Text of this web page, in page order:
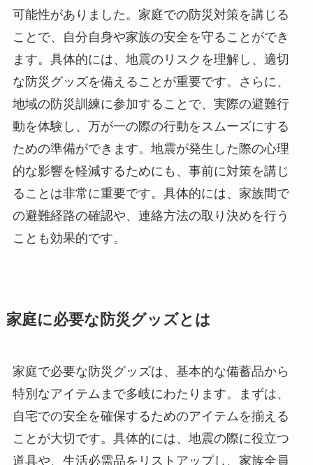
可能性がありました。家庭での防災対策を講じる
ことで、自分自身や家族の安全を守ることができ
ます。具体的には、地震のリスクを理解し、適切
な防災グッズを備えることが重要です。さらに、
地域の防災訓練に参加することで、実際の避難行
動を体験し、万が一の際の行動をスムーズにする
ための準備ができます。地震が発生した際の心理
的な影響を軽減するためにも、事前に対策を講じ
ることは非常に重要です。具体的には、家族間で
の避難経路の確認や、連絡方法の取り決めを行う
ことも効果的です。
家庭に必要な防災グッズとは
家庭で必要な防災グッズは、基本的な備蓄品から
特別なアイテムまで多岐にわたります。まずは、
自宅での安全を確保するためのアイテムを揃える
ことが大切です。具体的には、地震の際に役立つ
道具や、生活必需品をリストアップし、家族全員